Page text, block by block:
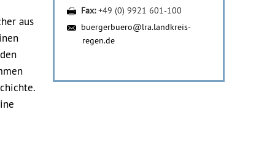
aus
Fax:+49 (0) 9921 601-100
buergerbuero@lra.landkreis-
regen.de